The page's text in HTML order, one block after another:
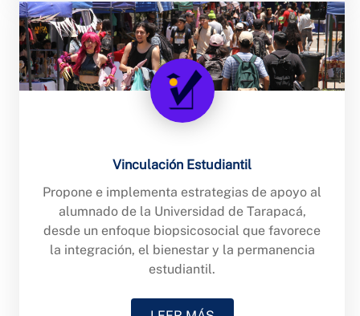
Vinculación Estudiantil
Propone e implementa estrategias de apoyo al
alumnado de la Universidad de Tarapacá,
desde un enfoque biopsicosocial que favorece
la integración, el bienestar y la permanencia
estudiantil.